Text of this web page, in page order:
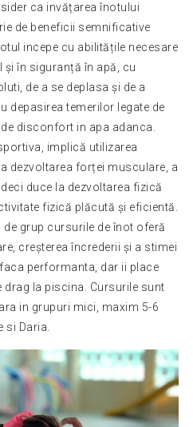
ca invățarea înotului
de beneficii semnificative
incepe cu abilitățile necesare
în siguranță în apă, cu
de a se deplasa și de a
depasirea temerilor legate de
disconfort in apa adanca.
implică utilizarea
dezvoltarea forței musculare, a
duce la dezvoltarea fizică
fizică plăcută și eficientă.
grup cursurile de înot oferă
creșterea încrederii și a stimei
performanta, dar ii place
la piscina. Cursurile sunt
in grupuri mici, maxim 5-6
si Daria.